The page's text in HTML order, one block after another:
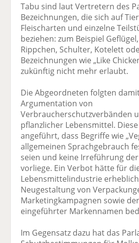
Tabu sind laut Vertretern des
Bezeichnungen, die sich auf
Fleischarten und einzelne
beziehen: zum Beispiel
Rippchen, Schulter, Kotelett
Bezeichnungen wie „Like
zukünftig nicht mehr erlaubt.
Die Abgeordneten folgten
Argumentation von
Verbraucherschutzverbänden
pflanzlicher Lebensmittel.
angeführt, dass Begriffe wie
allgemeinen Sprachgebrauch
seien und keine Irreführung
vorliege. Ein Verbot hätte für
Lebensmittelindustrie
Neugestaltung von
Marketingkampagnen sowie
eingeführter Markennamen
Im Gegensatz dazu hat das